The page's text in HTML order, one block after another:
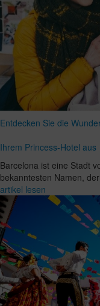
Entdecken Sie die
Ihrem Princess-Hotel aus
Barcelona ist eine Stadt
bekanntesten Namen,
artikel lesen